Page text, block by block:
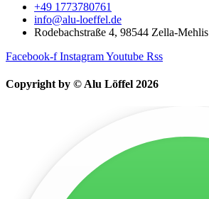
+49 1773780761
info@alu-loeffel.de
Rodebachstraße 4, 98544 Zella-Mehlis
Facebook-f InstagramYoutube Rss
Copyright by © Alu Löffel 2026